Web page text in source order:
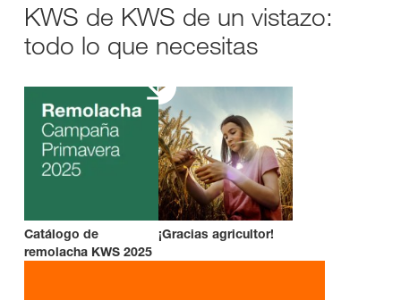
KWS de KWS de un vistazo:
todo lo que necesitas
Catálogo de
remolacha KWS 2025
¡Gracias agricultor!